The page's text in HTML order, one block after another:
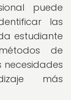
puede
las
estudiante
de
más